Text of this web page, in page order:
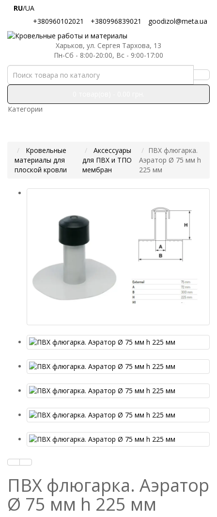
RU/UA
+380960102021
+380996839021 goodizol@meta.ua
Харьков, ул. Сергея Тархова, 13
Пн-Сб - 8:00-20:00, Вс - 9:00-17:00
Категории
Кровельные
материалы для
плоской кровли
Аксессуары
для ПВХ и ТПО
мембран
ПВХ флюгарка.
Аэратор Ø 75 мм h
225 мм
ПВХ флюгарка. Аэратор
Ø 75 мм h 225 мм